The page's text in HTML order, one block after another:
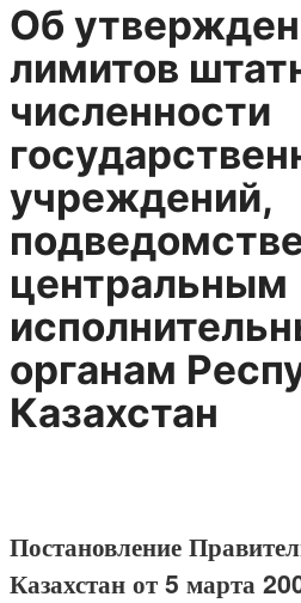
Об
лимитов
численности
учреждений,
центральным
органам
Казахстан
Постановление
Казахстан от 5 марта